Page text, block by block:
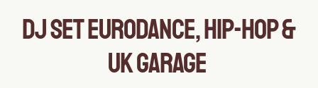
DJ SET EURODANCE, HIP-HOP &
UK GARAGE